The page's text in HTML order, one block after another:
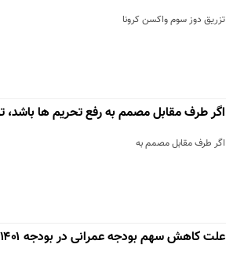
تزریق دوز سوم واکسن کرونا
اگر طرف مقابل مصمم به رفع تحریم ها
اگر طرف مقابل مصمم به
علت کاهش سهم بودجه عمرانی در بودجه ۱۴۰۱